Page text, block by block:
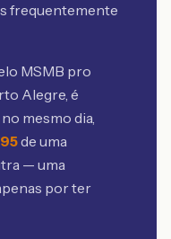
frequentemente
MSMB pro
Alegre, é
mesmo dia,
de uma
— uma
por ter